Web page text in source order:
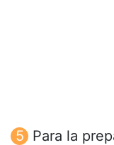
Para la